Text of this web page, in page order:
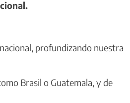
profundizando nuestra
Brasil o Guatemala, y de